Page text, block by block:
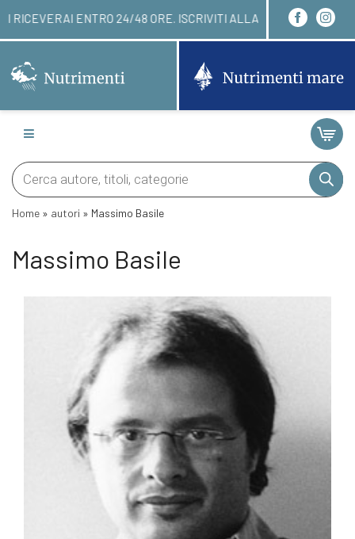
QUI! LI RICEVERAI ENTRO 24/48 ORE.
Products
search
Home » autori » Massimo Basile
Massimo Basile